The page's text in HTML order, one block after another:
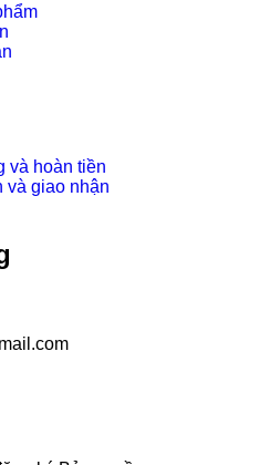
và hoàn tiền
và giao nhận